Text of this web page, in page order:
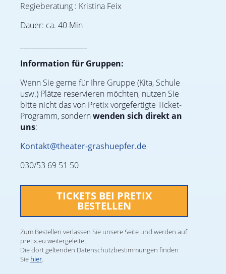
Regieberatung : Kristina Feix
Dauer: ca. 40 Min
Information für Gruppen:
Wenn Sie gerne für Ihre Gruppe (Kita, Schule
usw.) Plätze reservieren möchten, nutzen Sie
bitte nicht das von Pretix vorgefertigte Ticket-
Programm, sondernwenden sich direkt an
uns:
Kontakt@theater-grashuepfer.de
030/53 69 51 50
TICKETS BEI PRETIX
BESTELLEN
Zum Bestellen verlassen Sie unsere Seite und werden auf
pretix.eu weitergeleitet.
Die dort geltenden Datenschutzbestimmungen finden
Sie hier.